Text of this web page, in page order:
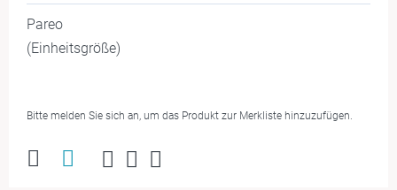
Pareo
(Einheitsgröße)
Bitte melden Sie sich an, um das Produkt zur Merkliste hinzuzufügen.